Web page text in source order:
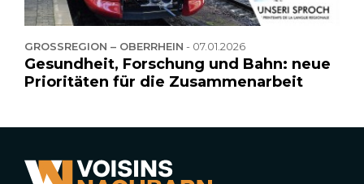
GROSSREGION – OBERRHEIN - 07.01.2026
Gesundheit, Forschung und Bahn: neue
Prioritäten für die Zusammenarbeit